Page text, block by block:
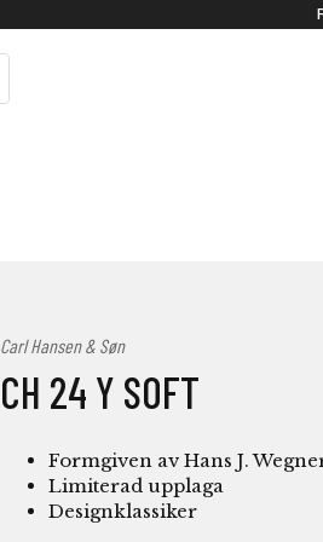
Carl Hansen & Søn
CH 24 Y SOFT
Formgiven av Hans J.
Limiterad upplaga
Designklassiker